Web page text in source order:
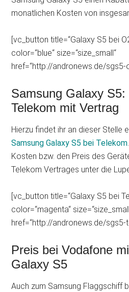
monatlichen Kosten von
[vc_button title=“Galaxy S5 bei
color=“blue“ size=“size_small“
href=“http://andronews.de/sgs5-
Samsung Galaxy S5:
Telekom mit Vertrag
Hierzu findet ihr an dieser Stelle
Samsung Galaxy S5 bei Telekom
Kosten bzw. den Preis des
Telekom Vertrages unter die
[vc_button title=“Galaxy S5 bei
color=“magenta“
href=“http://andronews.de/sgs5-
Preis bei Vodafone
Galaxy S5
Auch zum Samsung Flaggschiff